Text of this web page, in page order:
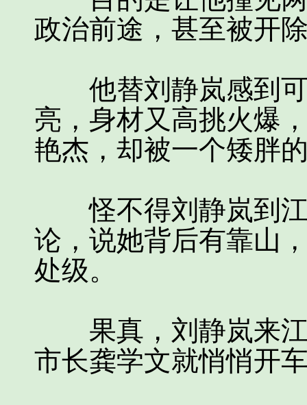
政治前途，甚至被开
他替刘静岚感到可
亮，身材又高挑火爆
艳杰，却被一个矮胖
怪不得刘静岚到江
论，说她背后有靠山
处级。
果真，刘静岚来江
市长龚学文就悄悄开